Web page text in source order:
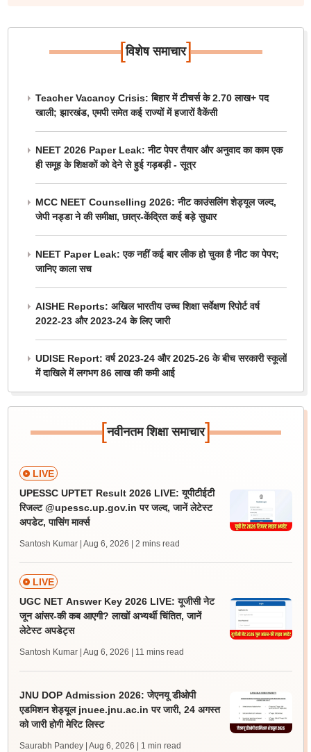
[विशेष समाचार]
Teacher Vacancy Crisis: बिहार में टीचर्स के 2.70 लाख+ पद
खाली; झारखंड, एमपी समेत कई राज्यों में हजारों वैकेंसी
NEET 2026 Paper Leak: नीट पेपर तैयार और अनुवाद का काम एक
ही समूह के शिक्षकों को देने से हुई गड़बड़ी - सूत्र
MCC NEET Counselling 2026: नीट काउंसलिंग शेड्यूल जल्द,
जेपी नड्डा ने की समीक्षा, छात्र-केंद्रित कई बड़े सुधार
NEET Paper Leak: एक नहीं कई बार लीक हो चुका है नीट का पेपर;
जानिए काला सच
AISHE Reports: अखिल भारतीय उच्च शिक्षा सर्वेक्षण रिपोर्ट वर्ष
2022-23 और 2023-24 के लिए जारी
UDISE Report: वर्ष 2023-24 और 2025-26 के बीच सरकारी स्कूलों
में दाखिले में लगभग 86 लाख की कमी आई
[नवीनतम शिक्षा समाचार]
LIVE
UPESSC UPTET Result 2026 LIVE: यूपीटीईटी
रिजल्ट @upessc.up.gov.in पर जल्द, जानें लेटेस्ट
अपडेट, पासिंग मार्क्स
Santosh Kumar | Aug 6, 2026 | 2 mins read
LIVE
UGC NET Answer Key 2026 LIVE: यूजीसी नेट
जून आंसर-की कब आएगी? लाखों अभ्यर्थी चिंतित, जानें
लेटेस्ट अपडेट्स
Santosh Kumar | Aug 6, 2026 | 11 mins read
JNU DOP Admission 2026: जेएनयू डीओपी
एडमिशन शेड्यूल jnuee.jnu.ac.in पर जारी, 24 अगस्त
को जारी होगी मेरिट लिस्ट
Saurabh Pandey | Aug 6, 2026 | 1 min read